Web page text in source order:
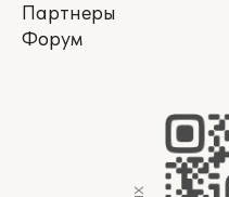
Партнеры
Форум